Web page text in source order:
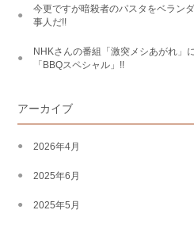
今更ですが暗殺者のパスタをベラン
事人だ!!
NHKさんの番組「激突メシあがれ」
「BBQスペシャル」!!
アーカイブ
2026年4月
2025年6月
2025年5月